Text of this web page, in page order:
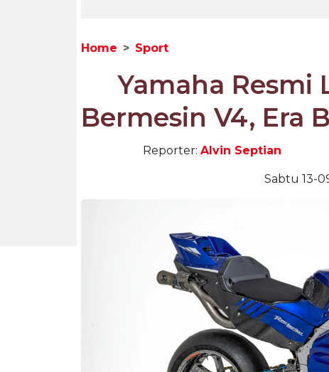
Home Sport
Yamaha Resmi
Bermesin V4, Era
Reporter: Alvin Septian
Sabtu 13-